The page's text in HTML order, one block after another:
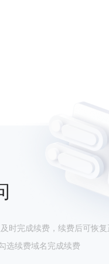
时完成续费，续费后可恢复
选续费域名完成续费